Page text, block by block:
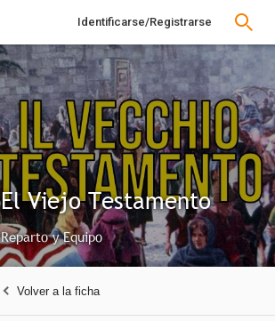
Identificarse/Registrarse
El Viejo Testamento
Reparto y Equipo
Volver a la ficha